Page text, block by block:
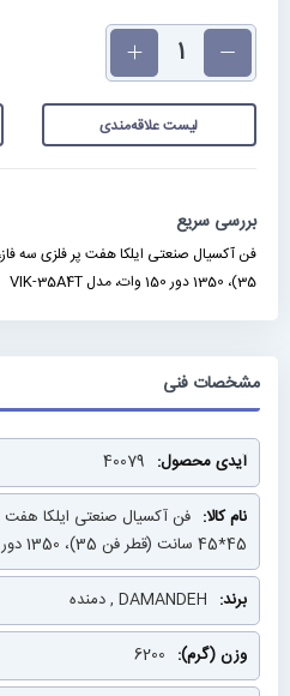
تعداد
لیست علاقه‌مندی
بررسی سریع
35)، 1350 دور 150 وات، مدل VIK-35A4T
مشخصات فنی
مشخصات
فنی
40079
فن آکسیال صنعتی ایلکا هفت
45*45 سانت (قطر فن 35)، 1350 دور 150 وات، مدل VIK-35A4T
DAMANDEH , دمنده
6200